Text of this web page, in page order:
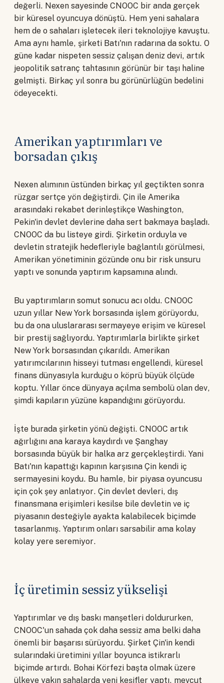
değerli. Nexen sayesinde CNOOC bir anda gerçek
bir küresel oyuncuya dönüştü. Hem yeni sahalara
hem de o sahaları işletecek ileri teknolojiye kavuştu.
Ama aynı hamle, şirketi Batı'nın radarına da soktu. O
güne kadar nispeten sessiz çalışan deniz devi, artık
jeopolitik satranç tahtasının görünür bir taşı haline
gelmişti. Birkaç yıl sonra bu görünürlüğün bedelini
ödeyecekti.
Amerikan yaptırımları ve
borsadan çıkış
Nexen alımının üstünden birkaç yıl geçtikten sonra
rüzgar sertçe yön değiştirdi. Çin ile Amerika
arasındaki rekabet derinleştikçe Washington,
Pekin'in devlet devlerine daha sert bakmaya başladı.
CNOOC da bu listeye girdi. Şirketin orduyla ve
devletin stratejik hedefleriyle bağlantılı görülmesi,
Amerikan yönetiminin gözünde onu bir risk unsuru
yaptı ve sonunda yaptırım kapsamına alındı.
Bu yaptırımların somut sonucu acı oldu. CNOOC
uzun yıllar New York borsasında işlem görüyordu,
bu da ona uluslararası sermayeye erişim ve küresel
bir prestij sağlıyordu. Yaptırımlarla birlikte şirket
New York borsasından çıkarıldı. Amerikan
yatırımcılarının hisseyi tutması engellendi, küresel
finans dünyasıyla kurduğu o köprü büyük ölçüde
koptu. Yıllar önce dünyaya açılma sembolü olan dev,
şimdi kapıların yüzüne kapandığını görüyordu.
İşte burada şirketin yönü değişti. CNOOC artık
ağırlığını ana karaya kaydırdı ve Şanghay
borsasında büyük bir halka arz gerçekleştirdi. Yani
Batı'nın kapattığı kapının karşısına Çin kendi iç
sermayesini koydu. Bu hamle, bir piyasa oyuncusu
için çok şey anlatıyor. Çin devlet devleri, dış
finansmana erişimleri kesilse bile devletin ve iç
piyasanın desteğiyle ayakta kalabilecek biçimde
tasarlanmış. Yaptırım onları sarsabilir ama kolay
kolay yere seremiyor.
İç üretimin sessiz yükselişi
Yaptırımlar ve dış baskı manşetleri doldururken,
CNOOC'un sahada çok daha sessiz ama belki daha
önemli bir başarısı sürüyordu. Şirket Çin'in kendi
sularındaki üretimini yıllar boyunca istikrarlı
biçimde artırdı. Bohai Körfezi başta olmak üzere
ülkeye yakın sahalarda yeni keşifler yaptı, mevcut